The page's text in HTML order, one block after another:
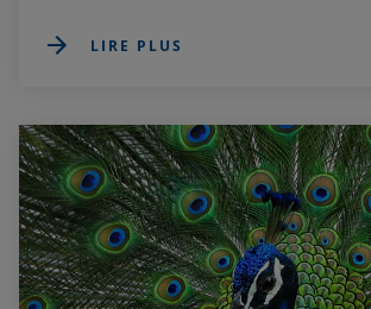
LIRE PLUS